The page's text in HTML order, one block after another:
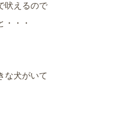
吠えるので
・・・
な犬がいて